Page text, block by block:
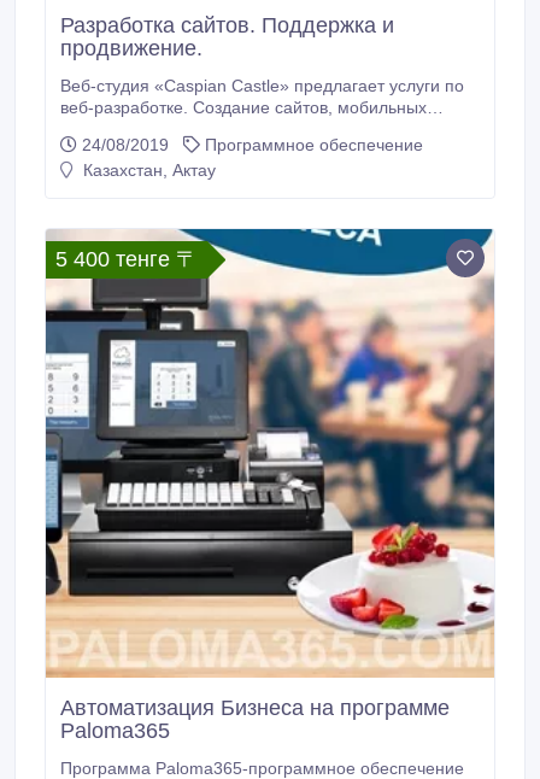
Разработка сайтов. Поддержка и
продвижение.
Веб-студия «Caspian Castle» предлагает услуги по
веб-разработке. Создание сайтов, мобильных
так же услуги SMM специалистов, частичное или
полное ведение соц.сетей. Настройка
по разработке сайтов.
24/08/2019
Программное обеспечение
Казахстан, Актау
5 400 тенге 〒
Автоматизация Бизнеса на программе
Paloma365
Программа Paloma365-программное обеспечение